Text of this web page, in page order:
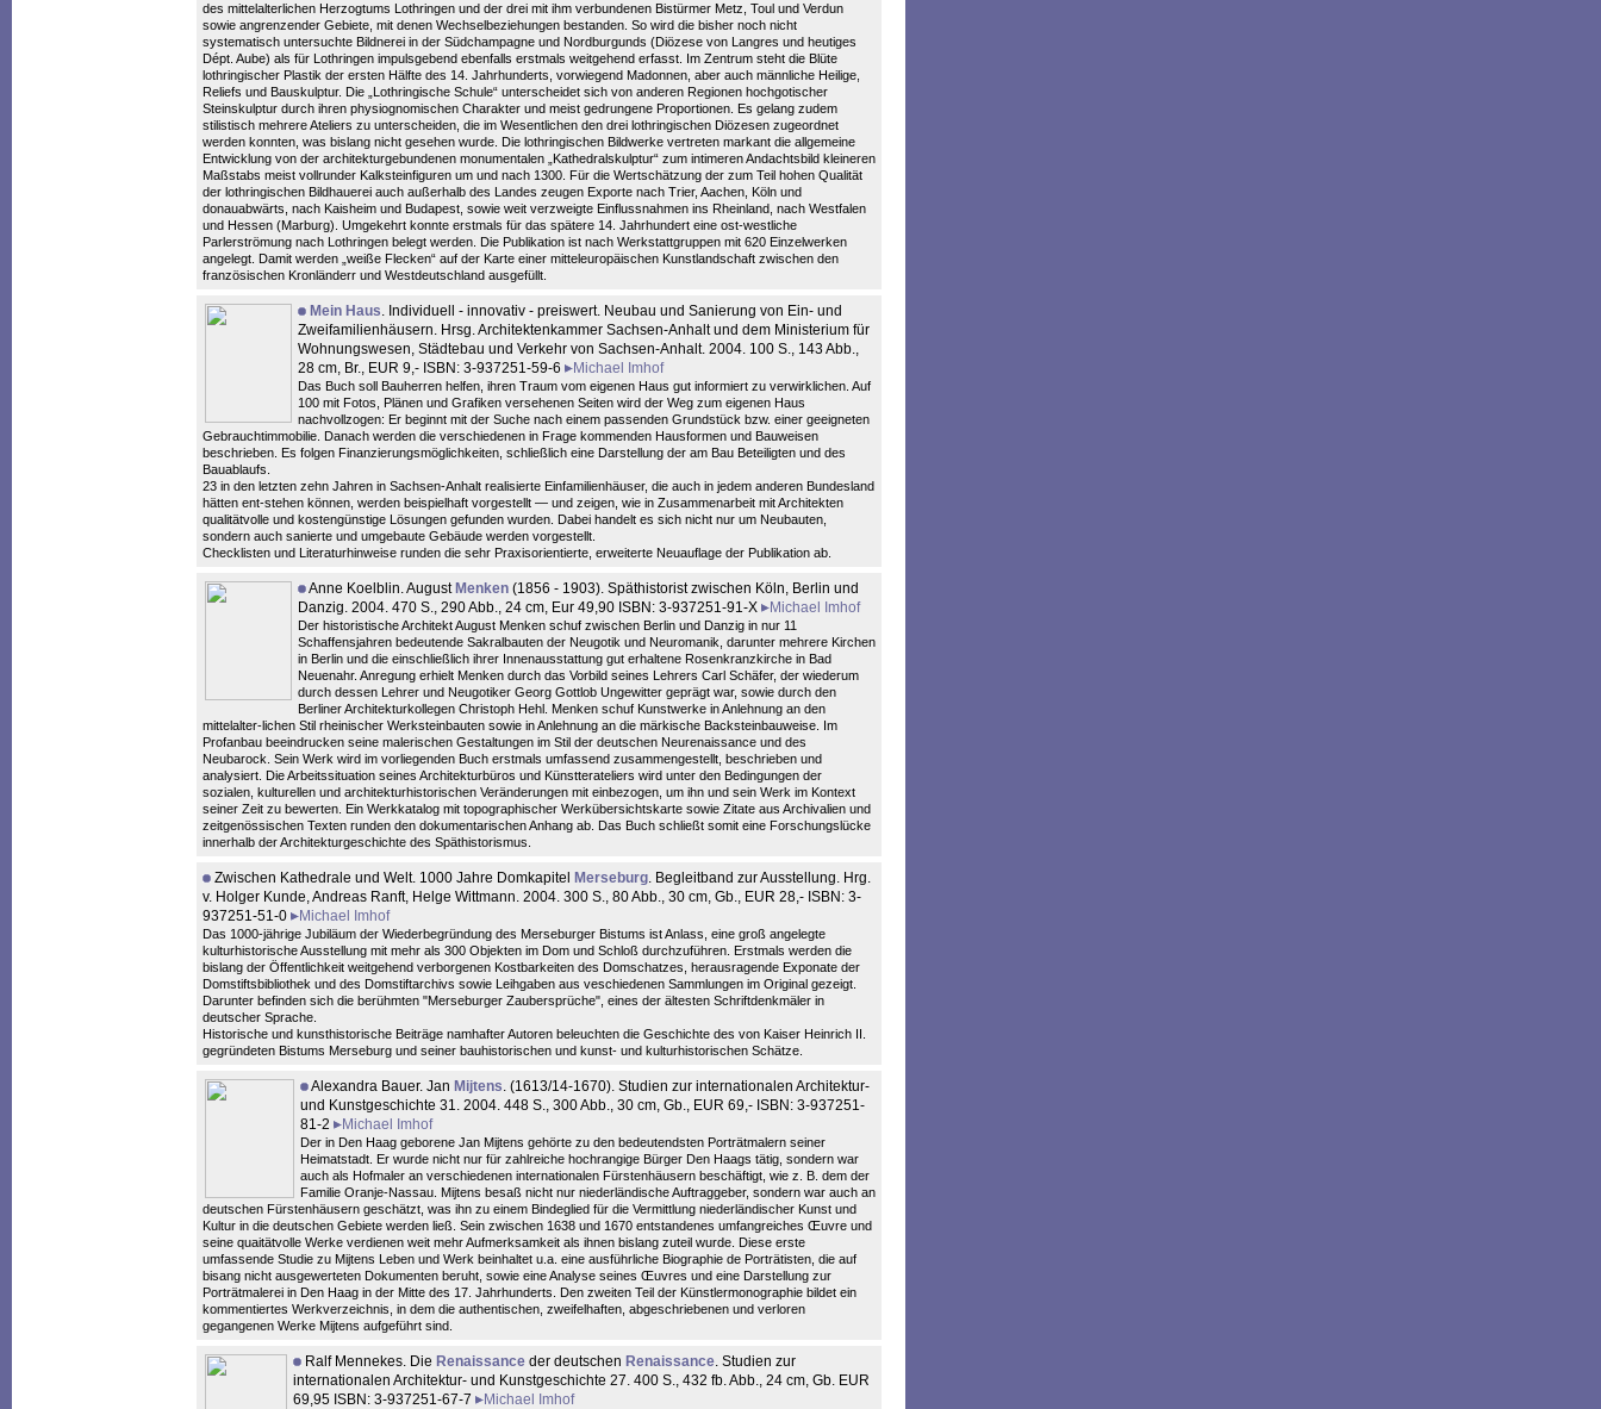
des mittelalterlichen Herzogtums Lothringen und der drei mit ihm verbundenen Bistürmer Metz, Toul und Verdun
sowie angrenzender Gebiete, mit denen Wechselbeziehungen bestanden. So wird die bisher noch nicht
systematisch untersuchte Bildnerei in der Südchampagne und Nordburgunds (Diözese von Langres und heutiges
Dépt. Aube) als für Lothringen impulsgebend ebenfalls erstmals weitgehend erfasst. Im Zentrum steht die Blüte
lothringischer Plastik der ersten Hälfte des 14. Jahrhunderts, vorwiegend Madonnen, aber auch männliche Heilige,
Reliefs und Bauskulptur. Die „Lothringische Schule“ unterscheidet sich von anderen Regionen hochgotischer
Steinskulptur durch ihren physiognomischen Charakter und meist gedrungene Proportionen. Es gelang zudem
stilistisch mehrere Ateliers zu unterscheiden, die im Wesentlichen den drei lothringischen Diözesen zugeordnet
werden konnten, was bislang nicht gesehen wurde. Die lothringischen Bildwerke vertreten markant die allgemeine
Entwicklung von der architekturgebundenen monumentalen „Kathedralskulptur“ zum intimeren Andachtsbild kleineren
Maßstabs meist vollrunder Kalksteinfiguren um und nach 1300. Für die Wertschätzung der zum Teil hohen Qualität
der lothringischen Bildhauerei auch außerhalb des Landes zeugen Exporte nach Trier, Aachen, Köln und
donauabwärts, nach Kaisheim und Budapest, sowie weit verzweigte Einflussnahmen ins Rheinland, nach Westfalen
und Hessen (Marburg). Umgekehrt konnte erstmals für das spätere 14. Jahrhundert eine ost-westliche
Parlerströmung nach Lothringen belegt werden. Die Publikation ist nach Werkstattgruppen mit 620 Einzelwerken
angelegt. Damit werden „weiße Flecken“ auf der Karte einer mitteleuropäischen Kunstlandschaft zwischen den
französischen Kronländerr und Westdeutschland ausgefüllt.
Mein Haus. Individuell - innovativ - preiswert. Neubau und Sanierung von Ein- und
Zweifamilienhäusern. Hrsg. Architektenkammer Sachsen-Anhalt und dem Ministerium für
Wohnungswesen, Städtebau und Verkehr von Sachsen-Anhalt. 2004. 100 S., 143 Abb.,
28 cm, Br., EUR 9,- ISBN: 3-937251-59-6
Michael Imhof
Das Buch soll Bauherren helfen, ihren Traum vom eigenen Haus gut informiert zu verwirklichen. Auf
100 mit Fotos, Plänen und Grafiken versehenen Seiten wird der Weg zum eigenen Haus
nachvollzogen: Er beginnt mit der Suche nach einem passenden Grundstück bzw. einer geeigneten
Gebrauchtimmobilie. Danach werden die verschiedenen in Frage kommenden Hausformen und Bauweisen
beschrieben. Es folgen Finanzierungsmöglichkeiten, schließlich eine Darstellung der am Bau Beteiligten und des
Bauablaufs.
23 in den letzten zehn Jahren in Sachsen-Anhalt realisierte Einfamilienhäuser, die auch in jedem anderen Bundesland
hätten ent-stehen können, werden beispielhaft vorgestellt — und zeigen, wie in Zusammenarbeit mit Architekten
qualitätvolle und kostengünstige Lösungen gefunden wurden. Dabei handelt es sich nicht nur um Neubauten,
sondern auch sanierte und umgebaute Gebäude werden vorgestellt.
Checklisten und Literaturhinweise runden die sehr Praxisorientierte, erweiterte Neuauflage der Publikation ab.
Anne Koelblin. August Menken (1856 - 1903). Späthistorist zwischen Köln, Berlin und
Danzig. 2004. 470 S., 290 Abb., 24 cm, Eur 49,90 ISBN: 3-937251-91-X
Michael Imhof
Der historistische Architekt August Menken schuf zwischen Berlin und Danzig in nur 11
Schaffensjahren bedeutende Sakralbauten der Neugotik und Neuromanik, darunter mehrere Kirchen
in Berlin und die einschließlich ihrer Innenausstattung gut erhaltene Rosenkranzkirche in Bad
Neuenahr. Anregung erhielt Menken durch das Vorbild seines Lehrers Carl Schäfer, der wiederum
durch dessen Lehrer und Neugotiker Georg Gottlob Ungewitter geprägt war, sowie durch den
Berliner Architekturkollegen Christoph Hehl. Menken schuf Kunstwerke in Anlehnung an den
mittelalter-lichen Stil rheinischer Werksteinbauten sowie in Anlehnung an die märkische Backsteinbauweise. Im
Profanbau beeindrucken seine malerischen Gestaltungen im Stil der deutschen Neurenaissance und des
Neubarock. Sein Werk wird im vorliegenden Buch erstmals umfassend zusammengestellt, beschrieben und
analysiert. Die Arbeitssituation seines Architekturbüros und Künstterateliers wird unter den Bedingungen der
sozialen, kulturellen und architekturhistorischen Veränderungen mit einbezogen, um ihn und sein Werk im Kontext
seiner Zeit zu bewerten. Ein Werkkatalog mit topographischer Werkübersichtskarte sowie Zitate aus Archivalien und
zeitgenössischen Texten runden den dokumentarischen Anhang ab. Das Buch schließt somit eine Forschungslücke
innerhalb der Architekturgeschichte des Späthistorismus.
Zwischen Kathedrale und Welt. 1000 Jahre Domkapitel Merseburg. Begleitband zur Ausstellung. Hrg.
v. Holger Kunde, Andreas Ranft, Helge Wittmann. 2004. 300 S., 80 Abb., 30 cm, Gb., EUR 28,- ISBN: 3-
937251-51-0
Michael Imhof
Das 1000-jährige Jubiläum der Wiederbegründung des Merseburger Bistums ist Anlass, eine groß angelegte
kulturhistorische Ausstellung mit mehr als 300 Objekten im Dom und Schloß durchzuführen. Erstmals werden die
bislang der Öffentlichkeit weitgehend verborgenen Kostbarkeiten des Domschatzes, herausragende Exponate der
Domstiftsbibliothek und des Domstiftarchivs sowie Leihgaben aus veschiedenen Sammlungen im Original gezeigt.
Darunter befinden sich die berühmten "Merseburger Zaubersprüche", eines der ältesten Schriftdenkmäler in
deutscher Sprache.
Historische und kunsthistorische Beiträge namhafter Autoren beleuchten die Geschichte des von Kaiser Heinrich II.
gegründeten Bistums Merseburg und seiner bauhistorischen und kunst- und kulturhistorischen Schätze.
Alexandra Bauer. Jan Mijtens. (1613/14-1670). Studien zur internationalen Architektur-
und Kunstgeschichte 31. 2004. 448 S., 300 Abb., 30 cm, Gb., EUR 69,- ISBN: 3-937251-
81-2
Michael Imhof
Der in Den Haag geborene Jan Mijtens gehörte zu den bedeutendsten Porträtmalern seiner
Heimatstadt. Er wurde nicht nur für zahlreiche hochrangige Bürger Den Haags tätig, sondern war
auch als Hofmaler an verschiedenen internationalen Fürstenhäusern beschäftigt, wie z. B. dem der
Familie Oranje-Nassau. Mijtens besaß nicht nur niederländische Auftraggeber, sondern war auch an
deutschen Fürstenhäusern geschätzt, was ihn zu einem Bindeglied für die Vermittlung niederländischer Kunst und
Kultur in die deutschen Gebiete werden ließ. Sein zwischen 1638 und 1670 entstandenes umfangreiches Œuvre und
seine quaitätvolle Werke verdienen weit mehr Aufmerksamkeit als ihnen bislang zuteil wurde. Diese erste
umfassende Studie zu Mijtens Leben und Werk beinhaltet u.a. eine ausführliche Biographie de Porträtisten, die auf
bisang nicht ausgewerteten Dokumenten beruht, sowie eine Analyse seines Œuvres und eine Darstellung zur
Porträtmalerei in Den Haag in der Mitte des 17. Jahrhunderts. Den zweiten Teil der Künstlermonographie bildet ein
kommentiertes Werkverzeichnis, in dem die authentischen, zweifelhaften, abgeschriebenen und verloren
gegangenen Werke Mijtens aufgeführt sind.
Ralf Mennekes. Die Renaissance der deutschen Renaissance. Studien zur
internationalen Architektur- und Kunstgeschichte 27. 400 S., 432 fb. Abb., 24 cm, Gb. EUR
69,95 ISBN: 3-937251-67-7
Michael Imhof